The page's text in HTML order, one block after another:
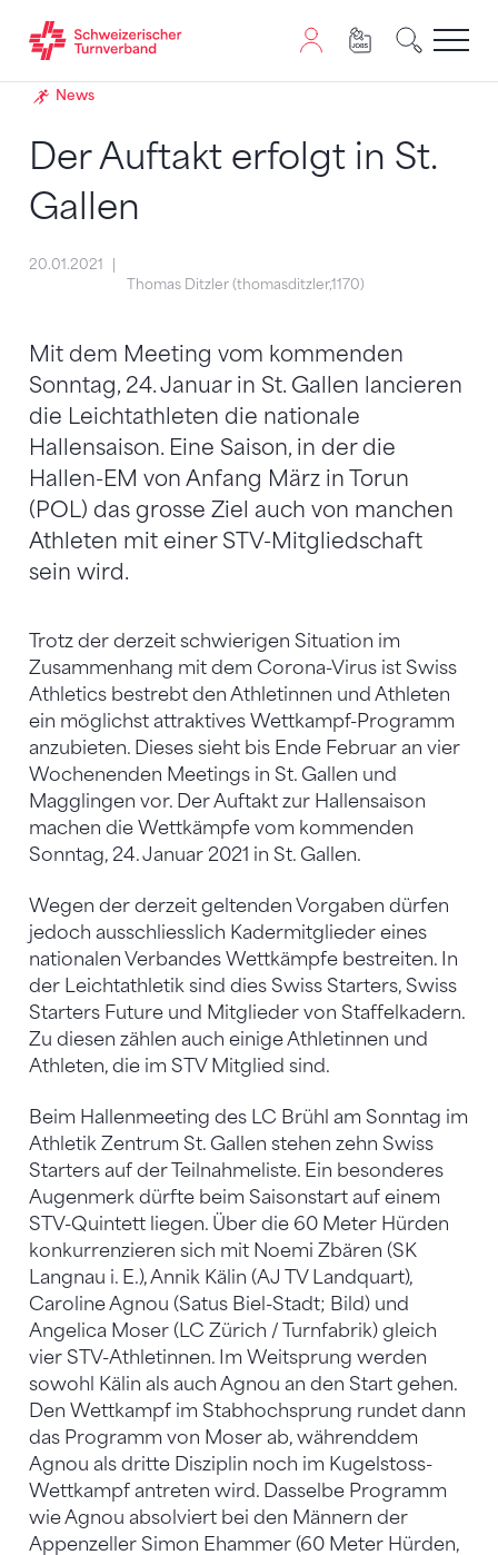
Zum Inhalt springen
Zur Sitemap navigieren
Zum Navigieren dieser Seite wird JavaScript benötigt.
News
Der Auftakt erfolgt in St.
Gallen
20.01.2021
Thomas Ditzler (thomasditzler,1170)
Mit dem Meeting vom kommenden
Sonntag, 24. Januar in St. Gallen lancieren
die Leichtathleten die nationale
Hallensaison. Eine Saison, in der die
Hallen-EM von Anfang März in Torun
(POL) das grosse Ziel auch von manchen
Athleten mit einer STV-Mitgliedschaft
sein wird.
Trotz der derzeit schwierigen Situation im
Zusammenhang mit dem Corona-Virus ist Swiss
Athletics bestrebt den Athletinnen und Athleten
ein möglichst attraktives Wettkampf-Programm
anzubieten. Dieses sieht bis Ende Februar an vier
Wochenenden Meetings in St. Gallen und
Magglingen vor. Der Auftakt zur Hallensaison
machen die Wettkämpfe vom kommenden
Sonntag, 24. Januar 2021 in St. Gallen.
Wegen der derzeit geltenden Vorgaben dürfen
jedoch ausschliesslich Kadermitglieder eines
nationalen Verbandes Wettkämpfe bestreiten. In
der Leichtathletik sind dies Swiss Starters, Swiss
Starters Future und Mitglieder von Staffelkadern.
Zu diesen zählen auch einige Athletinnen und
Athleten, die im STV Mitglied sind.
Beim Hallenmeeting des LC Brühl am Sonntag im
Athletik Zentrum St. Gallen stehen zehn Swiss
Starters auf der Teilnahmeliste. Ein besonderes
Augenmerk dürfte beim Saisonstart auf einem
STV-Quintett liegen. Über die 60 Meter Hürden
konkurrenzieren sich mit Noemi Zbären (SK
Langnau i. E.), Annik Kälin (AJ TV Landquart),
Caroline Agnou (Satus Biel-Stadt; Bild) und
Angelica Moser (LC Zürich / Turnfabrik) gleich
vier STV-Athletinnen. Im Weitsprung werden
sowohl Kälin als auch Agnou an den Start gehen.
Den Wettkampf im Stabhochsprung rundet dann
das Programm von Moser ab, währenddem
Agnou als dritte Disziplin noch im Kugelstoss-
Wettkampf antreten wird. Dasselbe Programm
wie Agnou absolviert bei den Männern der
Appenzeller Simon Ehammer (60 Meter Hürden,